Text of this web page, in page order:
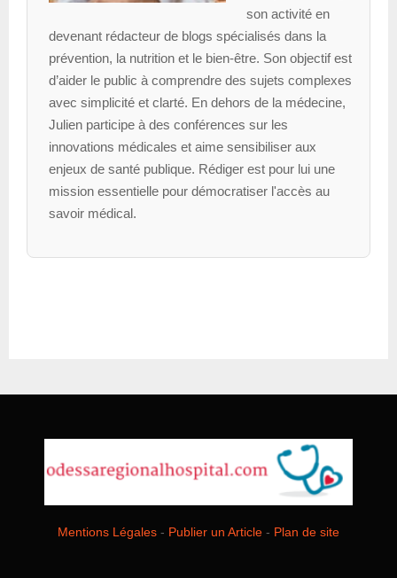
son activité en
devenant rédacteur de blogs spécialisés dans la
prévention, la nutrition et le bien-être. Son objectif est
d’aider le public à comprendre des sujets complexes
avec simplicité et clarté. En dehors de la médecine,
Julien participe à des conférences sur les
innovations médicales et aime sensibiliser aux
enjeux de santé publique. Rédiger est pour lui une
mission essentielle pour démocratiser l'accès au
savoir médical.
Mentions Légales - Publier un Article - Plan de site